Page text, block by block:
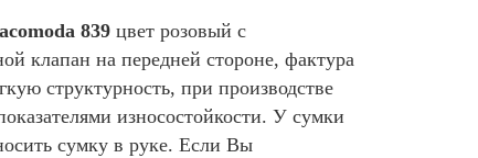
839 цвет розовый с
клапан на передней стороне, фактура
структурность, при производстве
износостойкости. У сумки
сумку в руке. Если Вы